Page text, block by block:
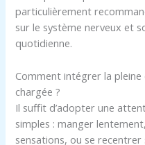
particulièrement
sur le système nerveux et
quotidienne.
Comment intégrer la pleine
chargée ?
Il suffit d’adopter une
simples : manger
sensations, ou se